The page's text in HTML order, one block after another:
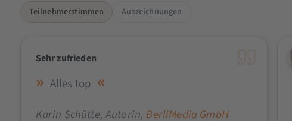
Teilnehmerstimmen Auszeichnungen
Sehr zufrieden
Alles top
Karin Schütte, Autorin, BerliMedia GmbH